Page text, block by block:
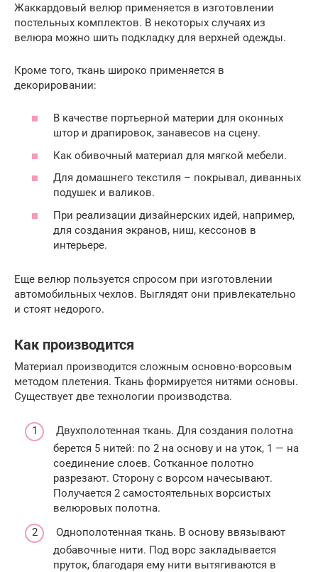
Жаккардовый велюр применяется в изготовлении
постельных комплектов. В некоторых случаях из
велюра можно шить подкладку для верхней одежды.
Кроме того, ткань широко применяется в
декорировании:
В качестве портьерной материи для оконных
штор и драпировок, занавесов на сцену.
Как обивочный материал для мягкой мебели.
Для домашнего текстиля – покрывал, диванных
подушек и валиков.
При реализации дизайнерских идей, например,
для создания экранов, ниш, кессонов в
интерьере.
Еще велюр пользуется спросом при изготовлении
автомобильных чехлов. Выглядят они привлекательно
и стоят недорого.
Как производится
Материал производится сложным основно-ворсовым
методом плетения. Ткань формируется нитями основы.
Существует две технологии производства.
Двухполотенная ткань. Для создания полотна
берется 5 нитей: по 2 на основу и на уток, 1 — на
соединение слоев. Сотканное полотно
разрезают. Сторону с ворсом начесывают.
Получается 2 самостоятельных ворсистых
велюровых полотна.
Однополотенная ткань. В основу ввязывают
добавочные нити. Под ворс закладывается
пруток, благодаря ему нити вытягиваются в